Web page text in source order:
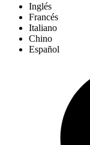
Inglés
Francés
Italiano
Chino
Español